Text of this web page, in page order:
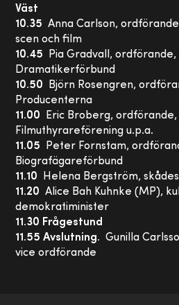
Väst
10.35 Anna Carlson,
scen och film
10.45 Pia Gradvall, ordförande,
Dramatikerförbund
10.50 Björn Rosengren,
Producenterna
11.00 Eric Broberg, ordförande,
Filmuthyrareförening u.p.a.
11.05 Peter Fornstam,
Biografägareförbund
11.10 Helena Bergström,
11.20 Alice Bah Kuhnke (MP),
demokratiminister
11.30 Frågestund
11.55 Avslutning. Gunilla
vice ordförande